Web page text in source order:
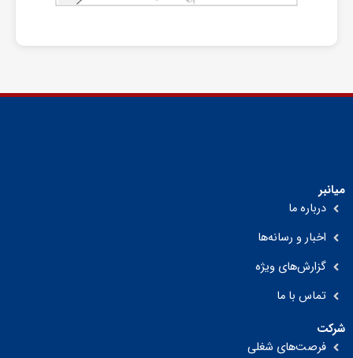
میانبر
درباره ما
اخبار و رسانه‌ها
گزارش‌های ویژه
تماس با ما
شرکت
فرصت‌های شغلی